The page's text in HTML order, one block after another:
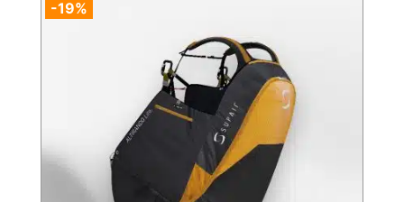
623,70€
-19%